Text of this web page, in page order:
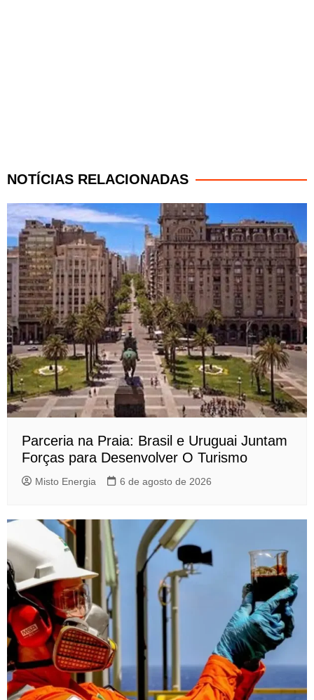
NOTÍCIAS RELACIONADAS
Parceria na Praia: Brasil e Uruguai Juntam
Forças para Desenvolver O Turismo
Misto Energia 6 de agosto de 2026